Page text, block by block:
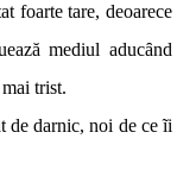
foarte tare, deoarece
mediul aducȃnd
trist.
darnic, noi de ce ĩi